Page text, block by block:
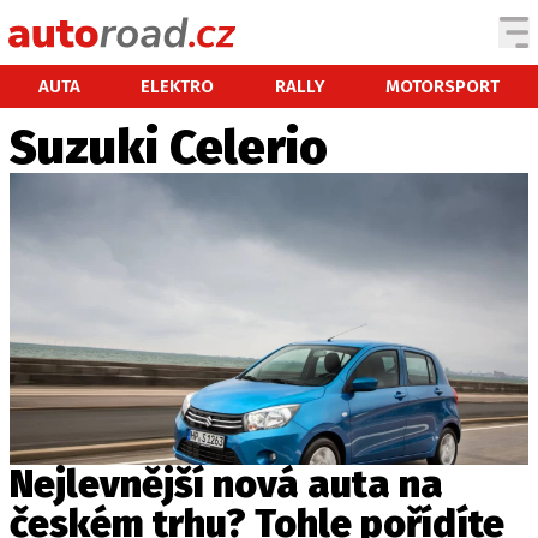
AUTA ELEKTRO RALLY MOTORSPORT
AUTA
TESTY AUT
NOVINKY
SPY
TECHNIKA
EKONOMIKA
ČESKÝ TRH
TUNING
PROFI
Suzuki Celerio
Nejlevnější nová auta na
českém trhu? Tohle pořídíte